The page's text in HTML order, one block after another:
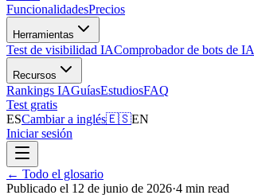
FuncionalidadesPrecios
Herramientas
Test de visibilidad IAComprobador de bots de IA
Recursos
Rankings IAGuíasEstudiosFAQ
Test gratis
ESCambiar a inglés🇪🇸EN
Iniciar sesión
← Todo el glosario
Publicado el 12 de junio de 2026·4 min read